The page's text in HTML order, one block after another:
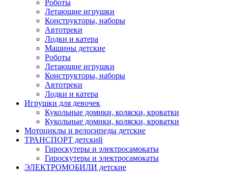
Роботы
Летающие игрушки
Конструкторы, наборы
Автотреки
Лодки и катера
Машины детские
Роботы
Летающие игрушки
Конструкторы, наборы
Автотреки
Лодки и катера
Игрушки для девочек
Кукольные домики, коляски, кроватки
Кукольные домики, коляски, кроватки
Мотоциклы и велосипеды детские
ТРАНСПОРТ детский
Гироскутеры и электросамокаты
Гироскутеры и электросамокаты
ЭЛЕКТРОМОБИЛИ детские